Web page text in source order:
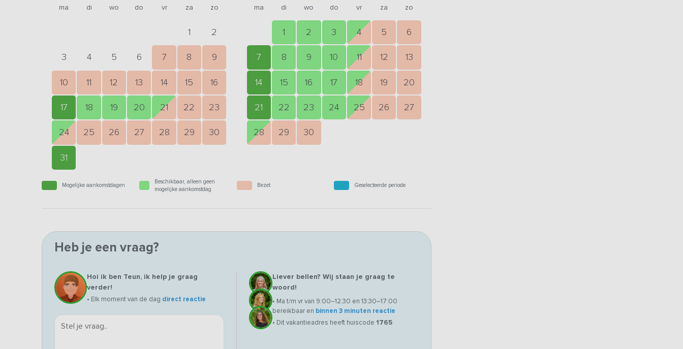
ma di wo do vr za zo
1 2
3 4 5 6 7 8 9
10 11 12 13 14 15 16
17 18 19 20 21 22 23
24 25 26 27 28 29 30
31
ma di wo do vr za zo
1 2 3 4 5 6
7 8 9 10 11 12 13
14 15 16 17 18 19 20
21 22 23 24 25 26 27
28 29 30
Mogelijke aankomstdagen
Beschikbaar, alleen geen
mogelijke aankomstdag
Bezet Geselecteerde periode
Heb je een vraag?
Hoi ik ben Teun, ik help je graag
verder!
• Elk moment van de dag direct reactie
Liever bellen? Wij staan je graag te
woord!
• Ma t/m vr van 9:00–12:30 en 13:30–17:00
bereikbaar en binnen 3 minuten reactie
• Dit vakantieadres heeft huiscode 1765